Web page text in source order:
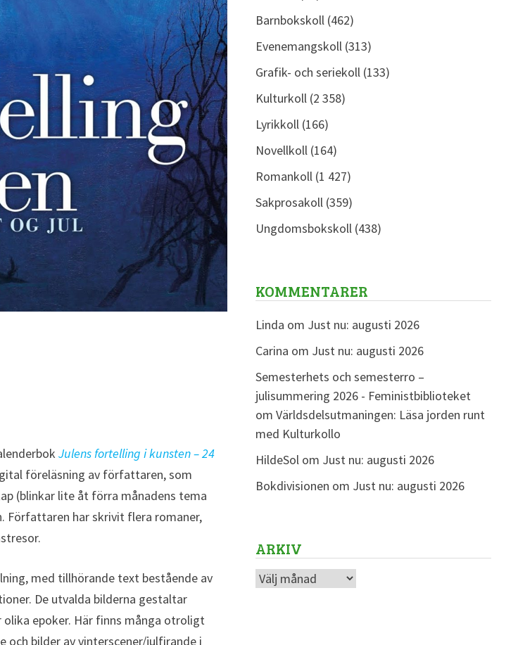
Julens fortelling i kunsten – 24
föreläsning av författaren, som
(blinkar lite åt förra månadens tema
Författaren har skrivit flera romaner,
med tillhörande text bestående av
De utvalda bilderna gestaltar
olika epoker. Här finns många otroligt
och bilder av vinterscener/julfirande i
Barnbokskoll(462)
Evenemangskoll(313)
Grafik- och seriekoll(133)
Kulturkoll(2 358)
Lyrikkoll(166)
Novellkoll(164)
Romankoll(1 427)
Sakprosakoll(359)
Ungdomsbokskoll(438)
KOMMENTARER
Linda om Just nu: augusti 2026
Carina om Just nu: augusti 2026
Semesterhets och semesterro –
julisummering 2026 - Feministbiblioteket
om Världsdelsutmaningen: Läsa jorden runt
med Kulturkollo
HildeSolom Just nu: augusti 2026
Bokdivisionen om Just nu: augusti 2026
ARKIV
Arkiv